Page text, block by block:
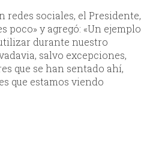
redes sociales, el Presidente,
poco» y agregó: «Un ejemplo
durante nuestro
salvo excepciones,
que se han sentado ahí,
que estamos viendo